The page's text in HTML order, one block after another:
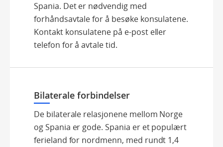
Spania. Det er nødvendig med
forhåndsavtale for å besøke konsulatene.
Kontakt konsulatene på e-post eller
telefon for å avtale tid.
Bilaterale forbindelser
De bilaterale relasjonene mellom Norge
og Spania er gode. Spania er et populært
ferieland for nordmenn, med rundt 1,4